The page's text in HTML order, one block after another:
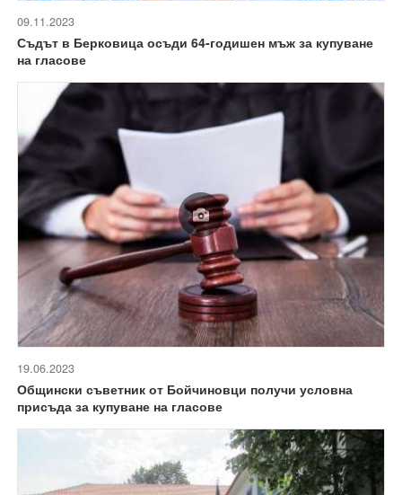
09.11.2023
Съдът в Берковица осъди 64-годишен мъж за купуване
на гласове
19.06.2023
Общински съветник от Бойчиновци получи условна
присъда за купуване на гласове